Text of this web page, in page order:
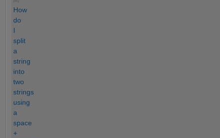
How
do
I
split
a
string
into
two
strings
using
a
space
+